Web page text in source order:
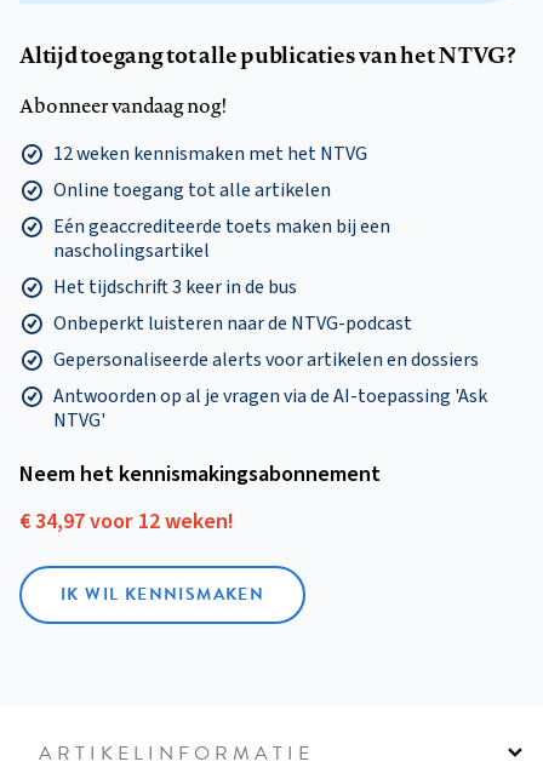
Altijd toegang tot alle publicaties van het NTVG?
Abonneer vandaag nog!
12 weken kennismaken met het NTVG
Online toegang tot alle artikelen
Eén geaccrediteerde toets maken bij een
nascholingsartikel
Het tijdschrift 3 keer in de bus
Onbeperkt luisteren naar de NTVG-podcast
Gepersonaliseerde alerts voor artikelen en dossiers
Antwoorden op al je vragen via de AI-toepassing 'Ask
NTVG'
Neem het kennismakings­abonnement
€ 34,97 voor 12 weken!
IK WIL KENNISMAKEN
ARTIKELINFORMATIE